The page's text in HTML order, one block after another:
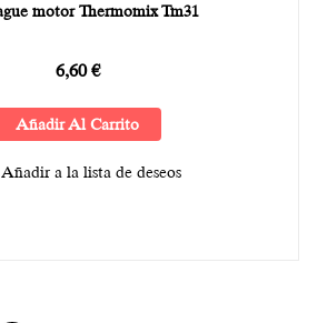
Embrague motor Thermomix Tm31
6,60€
Añadir Al Carrito
Añadir a la lista de deseos